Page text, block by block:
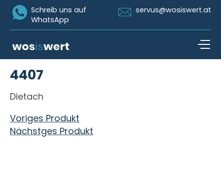
Icon Whatsapp
Schreib uns auf
WhatsApp
Icon Email
servus@wosiswert.at
4407
Dietach
Beitragsnavigation
Voriges Produkt
Nächstges Produkt